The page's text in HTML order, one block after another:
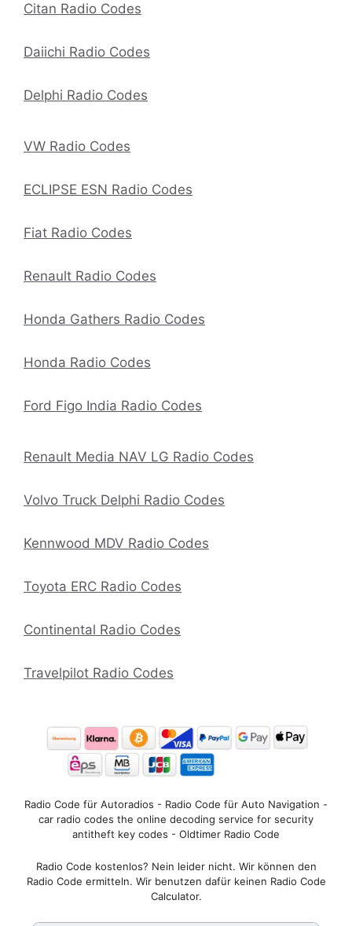
Citan Radio Codes
Daiichi Radio Codes
Delphi Radio Codes
VW Radio Codes
ECLIPSE ESN Radio Codes
Fiat Radio Codes
Renault Radio Codes
Honda Gathers Radio Codes
Honda Radio Codes
Ford Figo India Radio Codes
Renault Media NAV LG Radio Codes
Volvo Truck Delphi Radio Codes
Kennwood MDV Radio Codes
Toyota ERC Radio Codes
Continental Radio Codes
Travelpilot Radio Codes
Radio Code für Autoradios - Radio Code für Auto Navigation -
car radio codes the online decoding service for security
antitheft key codes - Oldtimer Radio Code
Radio Code kostenlos? Nein leider nicht. Wir können den
Radio Code ermitteln. Wir benutzen dafür keinen Radio Code
Calculator.